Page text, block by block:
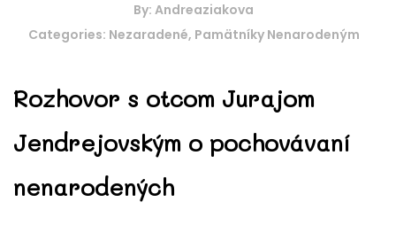
Predajné miesta sviečok
By: Andreaziakova
Categories: Nezaradené, Pamätníky Nenarodeným
Rozhovor s otcom Jurajom
Jendrejovským o pochovávaní
nenarodených